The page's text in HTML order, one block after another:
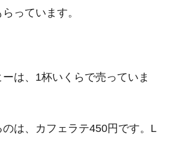
っています。
、1杯いくらで売っていま
は、カフェラテ450円です。L